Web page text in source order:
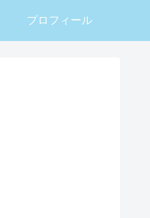
プロフィール